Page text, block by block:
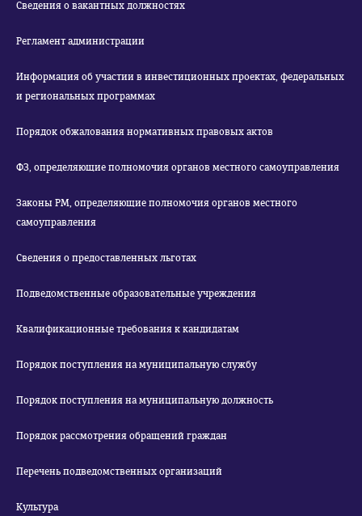
Сведения о вакантных должностях
Регламент администрации
Информация об участии в инвестиционных проектах, федеральных
и региональных программах
Порядок обжалования нормативных правовых актов
ФЗ, определяющие полномочия органов местного самоуправления
Законы РМ, определяющие полномочия органов местного
самоуправления
Сведения о предоставленных льготах
Подведомственные образовательные учреждения
Квалификационные требования к кандидатам
Порядок поступления на муниципальную службу
Порядок поступления на муниципальную должность
Порядок рассмотрения обращений граждан
Перечень подведомственных организаций
Культура